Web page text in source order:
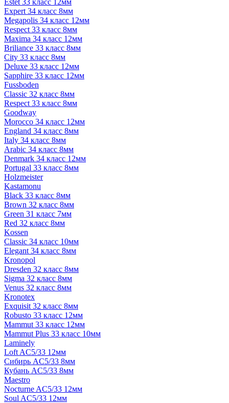
Estet 33 класс 12мм
Expert 34 класс 8мм
Megapolis 34 класс 12мм
Respect 33 класс 8мм
Maxima 34 класс 12мм
Briliance 33 класс 8мм
City 33 класс 8мм
Deluxe 33 класс 12мм
Sapphire 33 класс 12мм
Fussboden
Classic 32 класс 8мм
Respect 33 класс 8мм
Goodway
Morocco 34 класс 12мм
England 34 класс 8мм
Italy 34 класс 8мм
Arabic 34 класс 8мм
Denmark 34 класс 12мм
Portugal 33 класс 8мм
Holzmeister
Kastamonu
Black 33 класс 8мм
Brown 32 класс 8мм
Green 31 класс 7мм
Red 32 класс 8мм
Kossen
Classic 34 класс 10мм
Elegant 34 класс 8мм
Kronopol
Dresden 32 класс 8мм
Sigma 32 класс 8мм
Venus 32 класс 8мм
Kronotex
Exquisit 32 класс 8мм
Robusto 33 класс 12мм
Mammut 33 класс 12мм
Mammut Plus 33 класс 10мм
Laminely
Loft AC5/33 12мм
Сибирь AC5/33 8мм
Кубань AC5/33 8мм
Maestro
Nocturne AC5/33 12мм
Soul AC5/33 12мм